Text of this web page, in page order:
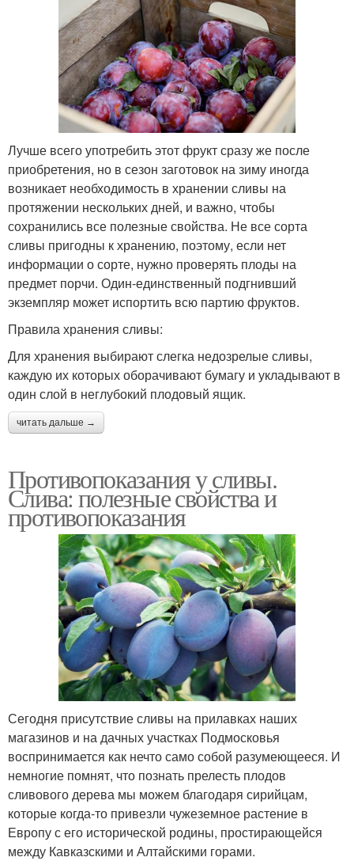
Лучше всего употребить этот фрукт сразу же после
приобретения, но в сезон заготовок на зиму иногда
возникает необходимость в хранении сливы на
протяжении нескольких дней, и важно, чтобы
сохранились все полезные свойства. Не все сорта
сливы пригодны к хранению, поэтому, если нет
информации о сорте, нужно проверять плоды на
предмет порчи. Один-единственный подгнивший
экземпляр может испортить всю партию фруктов.
Правила хранения сливы:
Для хранения выбирают слегка недозрелые сливы,
каждую их которых оборачивают бумагу и укладывают в
один слой в неглубокий плодовый ящик.
читать дальше →
Противопоказания у сливы.
Слива: полезные свойства и
противопоказания
Сегодня присутствие сливы на прилавках наших
магазинов и на дачных участках Подмосковья
воспринимается как нечто само собой разумеющееся. И
немногие помнят, что познать прелесть плодов
сливового дерева мы можем благодаря сирийцам,
которые когда-то привезли чужеземное растение в
Европу с его исторической родины, простирающейся
между Кавказскими и Алтайскими горами.